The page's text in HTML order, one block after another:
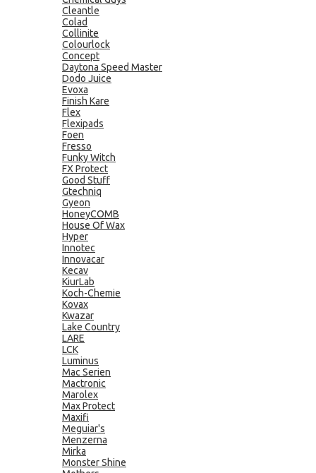
Cleantle
Colad
Collinite
Colourlock
Concept
Daytona Speed Master
Dodo Juice
Evoxa
Finish Kare
Flex
Flexipads
Foen
Fresso
Funky Witch
FX Protect
Good Stuff
Gtechniq
Gyeon
HoneyCOMB
House Of Wax
Hyper
Innotec
Innovacar
Kecav
KiurLab
Koch-Chemie
Kovax
Kwazar
Lake Country
LARE
LCK
Luminus
Mac Serien
Mactronic
Marolex
Max Protect
Maxifi
Meguiar's
Menzerna
Mirka
Monster Shine